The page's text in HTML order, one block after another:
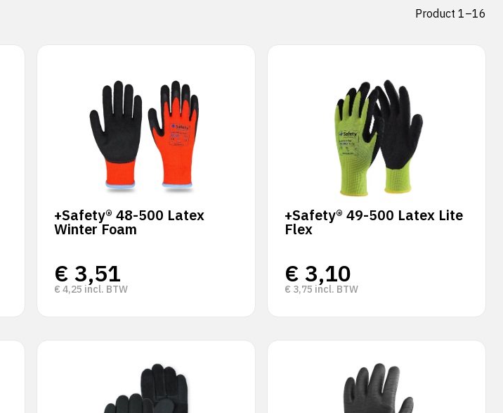
Product 1–16
+Safety® 48-500 Latex
Winter Foam
€ 3,51
€ 4,25 incl. BTW
+Safety® 49-500 Latex Lite
Flex
€ 3,10
€ 3,75 incl. BTW